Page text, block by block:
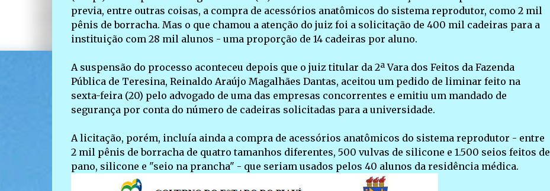
previa, entre outras coisas, a compra de acessórios anatômicos do sistema reprodutor, como 2 mil
pênis de borracha. Mas o que chamou a atenção do juiz foi a solicitação de 400 mil cadeiras para a
instituição com 28 mil alunos - uma proporção de 14 cadeiras por aluno.
A suspensão do processo aconteceu depois que o juiz titular da 2ª Vara dos Feitos da Fazenda
Pública de Teresina, Reinaldo Araújo Magalhães Dantas, aceitou um pedido de liminar feito na
sexta-feira (20) pelo advogado de uma das empresas concorrentes e emitiu um mandado de
segurança por conta do número de cadeiras solicitadas para a universidade.
A licitação, porém, incluía ainda a compra de acessórios anatômicos do sistema reprodutor - entre
2 mil pênis de borracha de quatro tamanhos diferentes, 500 vulvas de silicone e 1.500 seios feitos de
pano, silicone e "seio na prancha" - que seriam usados pelos 40 alunos da residência médica.